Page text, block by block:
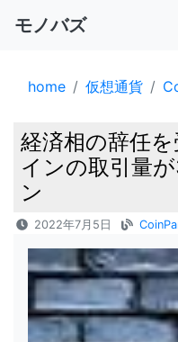
モノバズ
home 仮想通貨
経済相の辞任
インの取引量
ン
2022年7月5日